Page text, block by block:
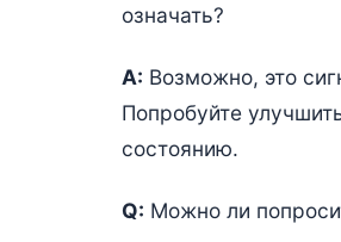
означать?
A: Возможно, это
Попробуйте
состоянию.
Q: Можно ли